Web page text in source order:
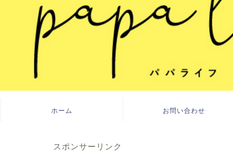
ホーム お問い合わせ
スポンサーリンク